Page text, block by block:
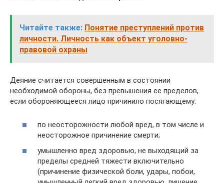
Читайте также: Понятие преступлений против
личности. Личность как объект уголовно-
правовой охраны
Деяние считается совершенным в состоянии
необходимой обороны, без превышения ее пределов,
если обороняющееся лицо причинило посягающему:
по неосторожности любой вред, в том числе и
неосторожное причинение смерти;
умышленно вред здоровью, не выходящий за
пределы средней тяжести включительно
(причинение физической боли, удары, побои,